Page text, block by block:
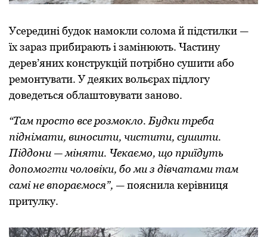
Усередині будок намокли солома й підстилки —
їх зараз прибирають і замінюють. Частину
дерев’яних конструкцій потрібно сушити або
ремонтувати. У деяких вольєрах підлогу
доведеться облаштовувати заново.
“Там просто все розмокло. Будки треба
піднімати, виносити, чистити, сушити.
Піддони — міняти. Чекаємо, що приїдуть
допомогти чоловіки, бо ми з дівчатами там
самі не впораємося”, — пояснила керівниця
притулку.